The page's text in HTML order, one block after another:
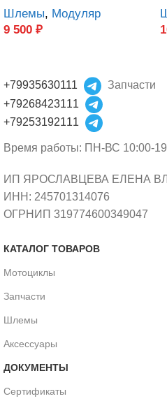
Шлемы, Модуляр
9 500 ₽
+79935630111
Запчасти
+79268423111
+79253192111
Время работы: ПН-ВС 10:00-
ИП ЯРОСЛАВЦЕВА ЕЛЕНА
ИНН: 245701314076
ОГРНИП 319774600349047
КАТАЛОГ ТОВАРОВ
Мотоциклы
Запчасти
Шлемы
Аксессуары
ДОКУМЕНТЫ
Сертификаты